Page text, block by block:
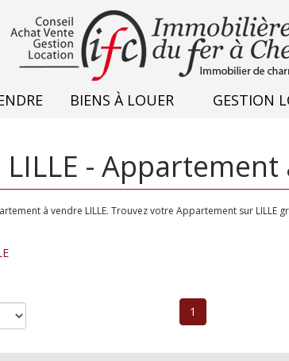
BIENS À LOUER GESTION
- Appartement
à vendre LILLE. Trouvez votre Appartement sur LILLE
1